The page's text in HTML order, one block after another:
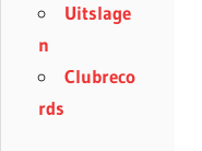
Uitslage
n
Clubreco
rds